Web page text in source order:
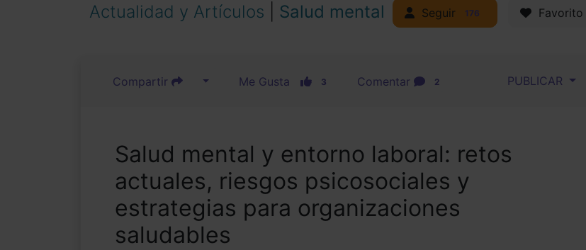
Actualidad y Artículos Salud mental Seguir 176 Favorito
Compartir Me Gusta 3 Comentar 2 PUBLICAR
Salud mental y entorno laboral: retos
actuales, riesgos psicosociales y
estrategias para organizaciones
saludables